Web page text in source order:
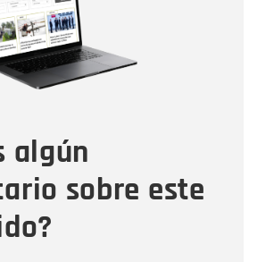
algún
sobre este